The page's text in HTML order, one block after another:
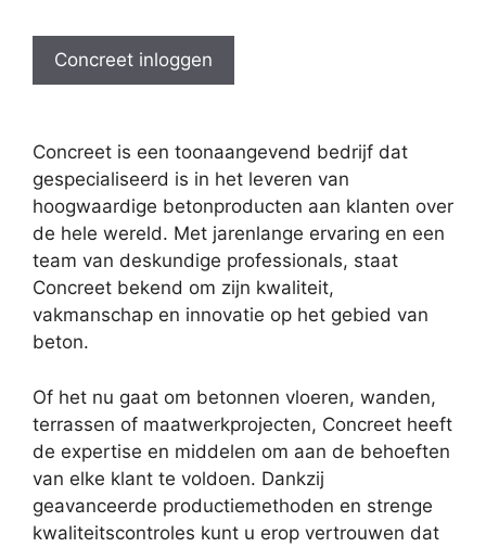
Concreet inloggen
Concreet is een toonaangevend bedrijf dat
gespecialiseerd is in het leveren van
hoogwaardige betonproducten aan klanten over
de hele wereld. Met jarenlange ervaring en een
team van deskundige professionals, staat
Concreet bekend om zijn kwaliteit,
vakmanschap en innovatie op het gebied van
beton.
Of het nu gaat om betonnen vloeren, wanden,
terrassen of maatwerkprojecten, Concreet heeft
de expertise en middelen om aan de behoeften
van elke klant te voldoen. Dankzij
geavanceerde productiemethoden en strenge
kwaliteitscontroles kunt u erop vertrouwen dat